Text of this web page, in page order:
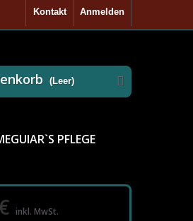
Anmelden
Kontakt
(Leer)
PFLEGE
inkl. MwSt.